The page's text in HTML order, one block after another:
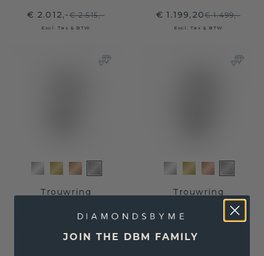
€ 2.012,-€ 2.515,-
Excl. Tax & BTW
€ 1.199,20€ 1.499,-
Excl. Tax & BTW
Trouwring
platina zirkonia ±5 x
1,7 mm
Trouwring
WH2074L26D 950
platina zirkonia ±6 x
2,4 mm
JOIN THE DBM FAMILY